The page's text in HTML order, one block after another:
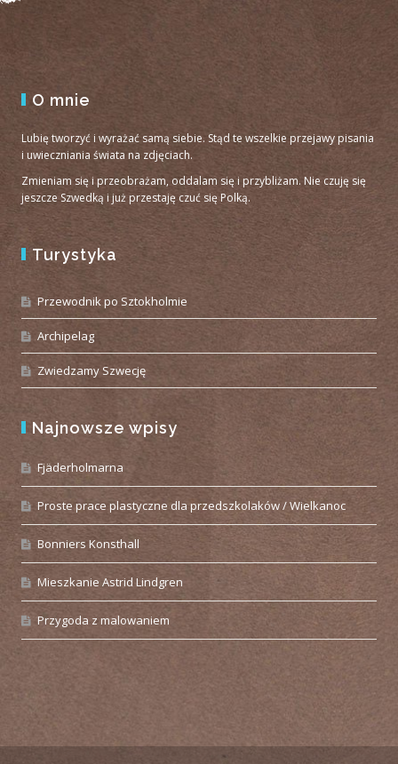
O mnie
Lubię tworzyć i wyrażać samą siebie. Stąd te wszelkie przejawy pisania
i uwieczniania świata na zdjęciach.
Zmieniam się i przeobrażam, oddalam się i przybliżam. Nie czuję się
jeszcze Szwedką i już przestaję czuć się Polką.
Turystyka
Przewodnik po Sztokholmie
Archipelag
Zwiedzamy Szwecję
Najnowsze wpisy
Fjäderholmarna
Proste prace plastyczne dla przedszkolaków / Wielkanoc
Bonniers Konsthall
Mieszkanie Astrid Lindgren
Przygoda z malowaniem